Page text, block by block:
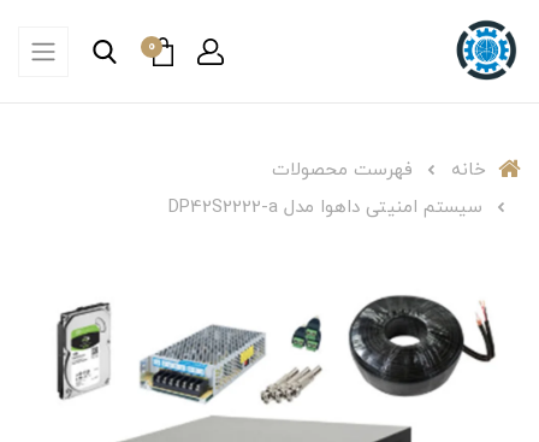
0
خانه
فهرست محصولات
سیستم امنیتی داهوا مدل DP42S2222-a